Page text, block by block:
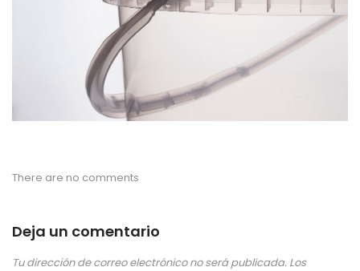
There are no comments
Deja un comentario
Tu dirección de correo electrónico no será publicada. Los